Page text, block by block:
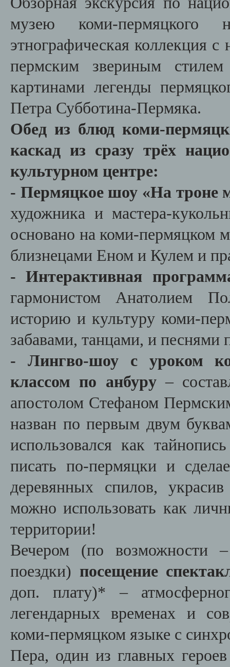
музею коми-пермяцкого
этнографическая коллекция
пермским звериным
картинами легенды
Петра Субботина-Пермяка.
Обед из блюд коми-
каскад из сразу трёх
культурном центре:
- Пермяцкое шоу «На троне
художника и мастера-
основано на коми-пермяцком
близнецами Еном и Кулем и
- Интерактивная
гармонистом Анатолием
историю и культуру коми-
забавами, танцами, и песнями
- Лингво-шоу с уроком
классом по анбуру–
апостолом Стефаном
назван по первым двум
использовался как
писать по-пермяцки и
деревянных спилов,
можно использовать как
территории!
Вечером (по возможности
поездки) посещение
доп. плату)* –
легендарных временах и
коми-пермяцком языке с
Пера, один из главных